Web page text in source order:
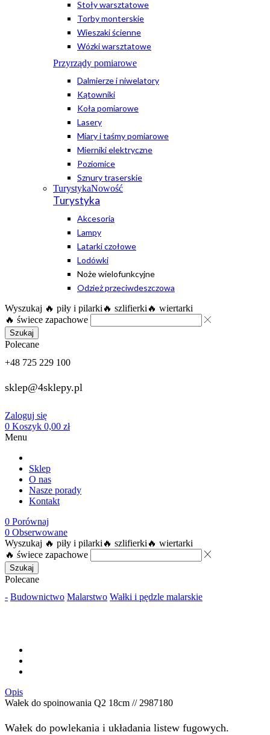
Stoły warsztatowe
Torby monterskie
Wieszaki ścienne
Wózki warsztatowe
Przyrządy pomiarowe
Dalmierze i niwelatory
Kątowniki
Koła pomiarowe
Lasery
Miary i taśmy pomiarowe
Mierniki elektryczne
Poziomice
Sznury traserskie
TurystykaNowość
Turystyka
Akcesoria
Lampy
Latarki czołowe
Lodówki
Noże wielofunkcyjne
Odzież przeciwdeszczowa
Wyszukaj 🔥 piły i pilarki 🔥 szlifierki 🔥 wiertarki
🔥 świece zapachowe
Szukaj
Polecane
+48 725 229 100
sklep@4sklepy.pl
Zaloguj się
0 Koszyk 0,00 zł
Menu
Sklep
O nas
Nasze porady
Kontakt
0 Porównaj
0 Obserwowane
Wyszukaj 🔥 piły i pilarki 🔥 szlifierki 🔥 wiertarki
🔥 świece zapachowe
Szukaj
Polecane
- Budownictwo Malarstwo Wałki i pędzle malarskie
Opis
Wałek do spoinowania Q2 18cm // 2987180
Wałek do powlekania i układania listew fugowych.